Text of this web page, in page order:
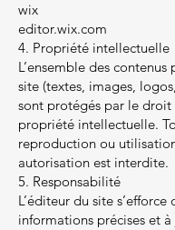
wix
editor.wix.com
4. Propriété intellectuelle
L’ensemble des contenus
site (textes, images,
sont protégés par le droit
propriété intellectuelle.
reproduction ou
autorisation est interdite.
5. Responsabilité
L’éditeur du site
informations précises et